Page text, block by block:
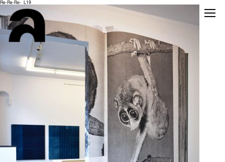
Re-Re-Re-_L19